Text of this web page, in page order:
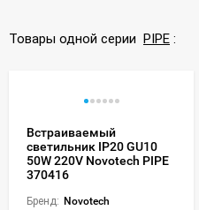
Товары одной серии PIPE :
Встраиваемый
светильник IP20 GU10
50W 220V Novotech PIPE
370416
Бренд: Novotech